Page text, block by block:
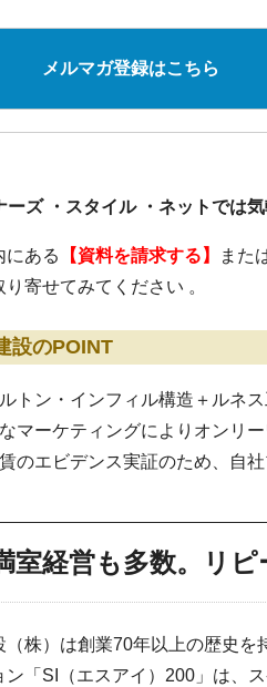
メルマガ登録はこちら
ーズ ・スタイル ・ネットでは
にある 【資料を請求する】 また
り寄せてみてください 。
設のPOINT
トン・インフィル構造＋ルネ
マーケティングによりオンリ
のエビデンス実証のため、自
室経営も多数。リ
（株）は創業70年以上の歴史
ン「SI（エスアイ）200」は、